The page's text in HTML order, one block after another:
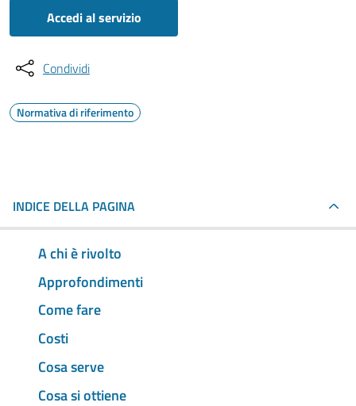
Accedi al servizio
Condividi
Normativa di riferimento
INDICE DELLA PAGINA
A chi è rivolto
Approfondimenti
Come fare
Costi
Cosa serve
Cosa si ottiene